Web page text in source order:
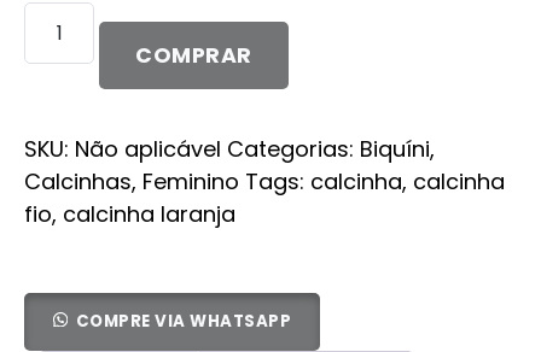
Calcinha
Tuana
quantidade
COMPRAR
SKU: Não aplicável Categorias: Biquíni,
Calcinhas, Feminino Tags: calcinha, calcinha
fio, calcinha laranja
COMPRE VIA WHATSAPP